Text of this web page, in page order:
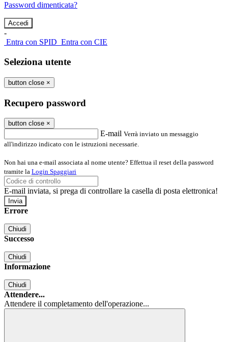
Password dimenticata?
-
Entra con SPID Entra con CIE
Seleziona utente
button close ×
Recupero password
button close ×
E-mail Verrà inviato un messaggio
all'indirizzo indicato con le istruzioni necessarie.
Non hai una e-mail associata al nome utente? Effettua il reset della password
tramite la Login Spaggiari
E-mail inviata, si prega di controllare la casella di posta elettronica!
Errore
Chiudi
Successo
Chiudi
Informazione
Chiudi
Attendere...
Attendere il completamento dell'operazione...